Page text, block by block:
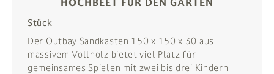
Stück
Der Outbay Sandkasten 150 x 150 x 30 aus
massivem Vollholz bietet viel Platz für
gemeinsames Spielen mit zwei bis drei Kindern